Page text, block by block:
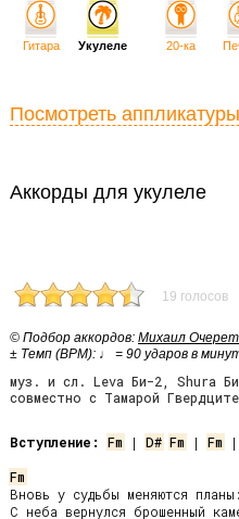
Аккорды для укулеле
19 голосов
© Подбор аккордов: Михаил
± Темп (BPM): ♩ = 90 ударов в
муз. и сл. Leva Би-2, Shura
совместно с Тамарой
Вступление: Fm | D# Fm | Fm |
Fm
Вновь у судьбы меняются планы:
Гитара Укулеле 20-ка
Посмотреть